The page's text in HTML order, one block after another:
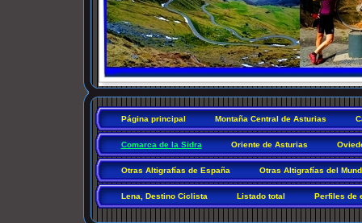
Página principal Montaña Central de Asturias
Comarca de la Sidra Oriente de Asturias
Otras Altigrafías de España Otras Altigrafías del
Lena, Destino Ciclista Listado total Perfiles de